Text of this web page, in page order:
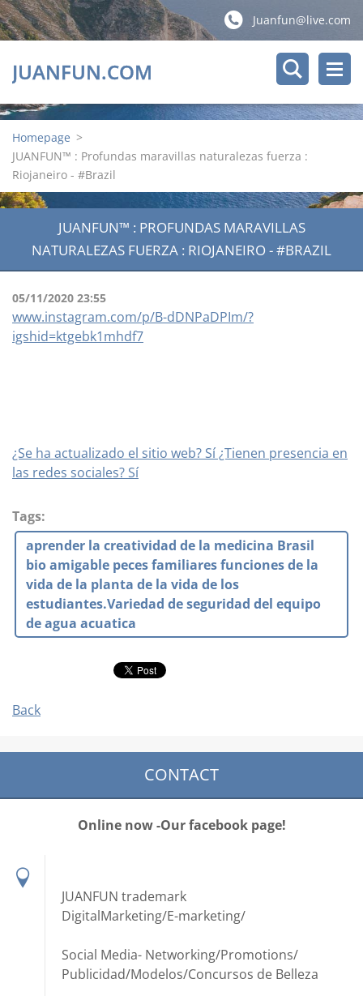
Juanfun@live.com
JUANFUN.COM
Homepage >
JUANFUN™ : Profundas maravillas naturalezas fuerza :
Riojaneiro - #Brazil
JUANFUN™ : PROFUNDAS MARAVILLAS
NATURALEZAS FUERZA : RIOJANEIRO - #BRAZIL
05/11/2020 23:55
www.instagram.com/p/B-dDNPaDPIm/?
igshid=ktgebk1mhdf7
¿Se ha actualizado el sitio web? Sí ¿Tienen presencia en
las redes sociales? Sí
Tags:
aprender la creatividad de la medicina Brasil
bio amigable peces familiares funciones de la
vida de la planta de la vida de los
estudiantes.Variedad de seguridad del equipo
de agua acuatica
Back
CONTACT
Online now -Our facebook page!
JUANFUN trademark
DigitalMarketing/E-marketing/
Social Media- Networking/Promotions/
Publicidad/Modelos/Concursos de Belleza